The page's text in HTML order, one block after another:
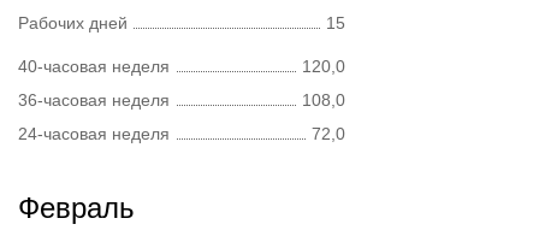
Рабочих дней
15
40-часовая неделя
120,0
36-часовая неделя
108,0
24-часовая неделя
72,0
Февраль